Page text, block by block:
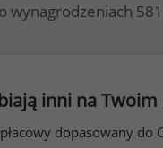
wynagrodzeniach
inni na
dopasowany do